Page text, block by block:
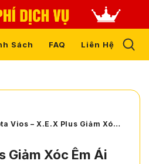
Sách FAQ Liên Hệ
– X.E.X Plus Giảm Xóc Êm Ái Bền Bỉ
Giảm Xóc Êm Ái